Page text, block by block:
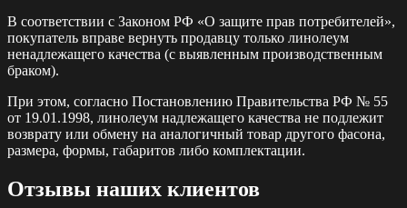
В соответствии с Законом РФ «О защите прав потребителей»,
покупатель вправе вернуть продавцу только линолеум
ненадлежащего качества (с выявленным производственным
браком).
При этом, согласно Постановлению Правительства РФ № 55
от 19.01.1998, линолеум надлежащего качества не подлежит
возврату или обмену на аналогичный товар другого фасона,
размера, формы, габаритов либо комплектации.
Отзывы наших клиентов